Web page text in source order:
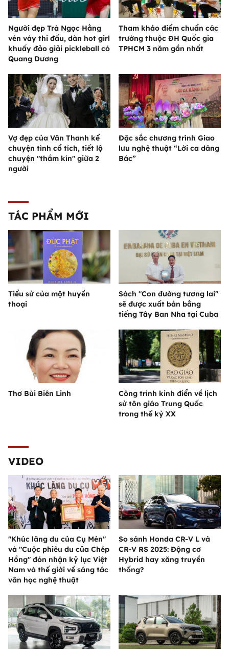
Người đẹp Trà Ngọc Hằng
vén váy thi đấu, dàn hot girl
khuấy đảo giải pickleball có
Quang Dương
Tham khảo điểm chuẩn các
trường thuộc ĐH Quốc gia
TPHCM 3 năm gần nhất
Vợ đẹp của Văn Thanh kể
chuyện tình cổ tích, tiết lộ
chuyện "thầm kín" giữa 2
người
Đặc sắc chương trình Giao
lưu nghệ thuật “Lời ca dâng
Bác”
TÁC PHẨM MỚI
Tiểu sử của một huyền
thoại
Sách "Con đường tương lai"
sẽ được xuất bản bằng
tiếng Tây Ban Nha tại Cuba
Thơ Bùi Biên Linh
Công trình kinh điển về lịch
sử tôn giáo Trung Quốc
trong thế kỷ XX
VIDEO
"Khúc lãng du của Cụ Mén"
và "Cuộc phiêu du của Chép
Hồng" đón nhận kỷ lục Việt
Nam và thế giới về sáng tác
văn học nghệ thuật
So sánh Honda CR-V L và
CR-V RS 2025: Động cơ
Hybrid hay xăng truyền
thống?